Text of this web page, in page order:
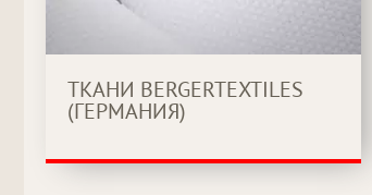
ТКАНИ BERGERTEXTILES
(ГЕРМАНИЯ)